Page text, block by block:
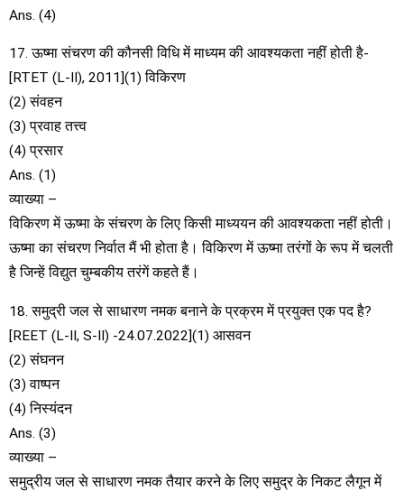
Ans. (4)
17. ऊष्मा संचरण की कौनसी विधि में माध्यम की आवश्यकता नहीं होती है-
[RTET (L-II), 2011](1) विकिरण
(2) संवहन
(3) प्रवाह तत्त्व
(4) प्रसार
Ans. (1)
व्याख्या –
विकिरण में ऊष्मा के संचरण के लिए किसी माध्ययन की आवश्यकता नहीं होती।
ऊष्मा का संचरण निर्वात मैं भी होता है। विकिरण में ऊष्मा तरंगों के रूप में चलती
है जिन्हें विद्युत चुम्बकीय तरंगें कहते हैं।
18. समुद्री जल से साधारण नमक बनाने के प्रक्रम में प्रयुक्त एक पद है?
[REET (L-II, S-II) -24.07.2022](1) आसवन
(2) संघनन
(3) वाष्पन
(4) निस्यंदन
Ans. (3)
व्याख्या –
समुद्रीय जल से साधारण नमक तैयार करने के लिए समुद्र के निकट लैगून में